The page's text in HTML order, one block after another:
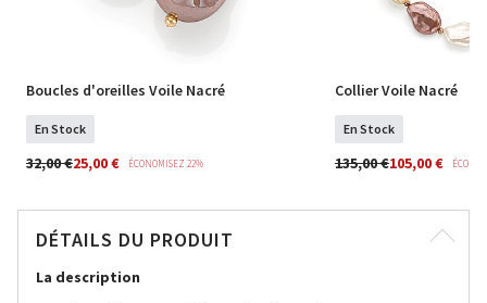
Boucles d'oreilles Voile Nacré
En Stock
32,00 €25,00 € ÉCONOMISEZ 22%
Collier Voile Nacré
En Stock
135,00 €105,00 €
DÉTAILS DU PRODUIT
La description